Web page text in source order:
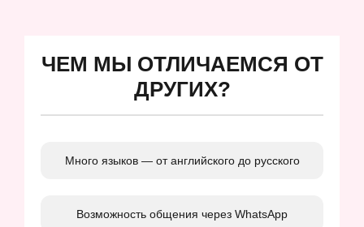
ЧЕМ МЫ ОТЛИЧАЕМСЯ ОТ
ДРУГИХ?
Много языков — от английского до русского
Возможность общения через WhatsApp